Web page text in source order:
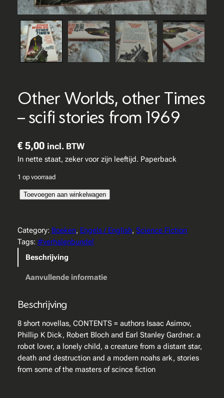
Other Worlds, other Times
– scifi stories from 1969
€5,00 incl. BTW
In nette staat, zeker voor zijn leeftijd. Paperback
1 op voorraad
e
r
s
,
o
t
h
e
Toevoegen aan winkelwagen
Category: Boeken, Engels / English, Science Fiction
Tags: #verhalenbundel
Beschrijving
Aanvullende informatie
Beschrijving
8 short novellas, CONTENTS = authors Isaac Asimov,
Phillip K Dick, Robert Bloch and Earl Stanley Gardner. a
robot lover, a lonely child, a creature from a distant star,
death and destruction and a modern noahs ark, stories
from some of the masters of scince fiction